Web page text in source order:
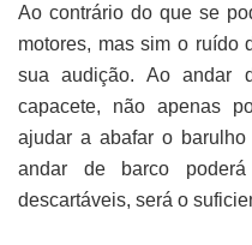
Ao contrário do que se
motores, mas sim o ruído
sua audição. Ao andar
capacete, não apenas
ajudar a abafar o
andar de barco
descartáveis, ​​será o